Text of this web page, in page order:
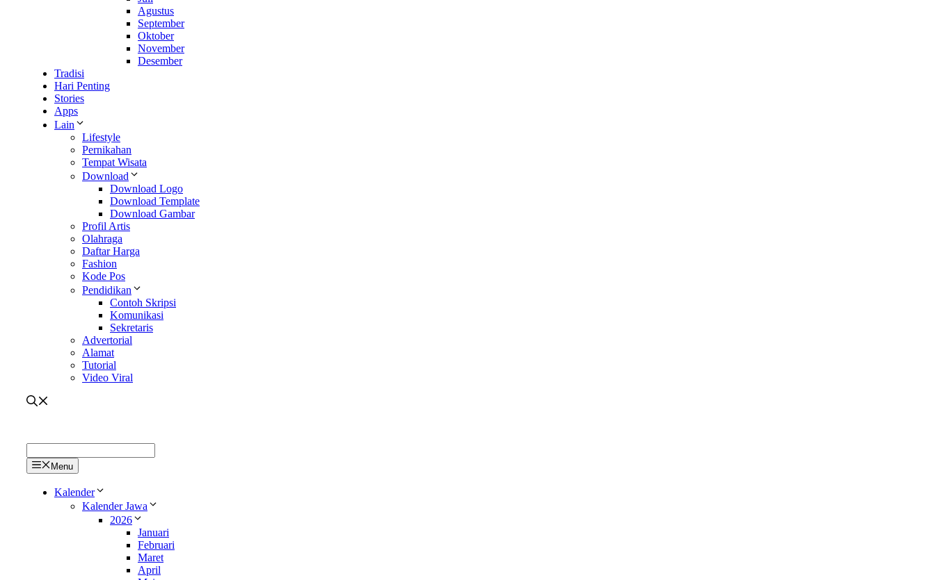
Agustus
September
Oktober
November
Desember
Tradisi
Hari Penting
Stories
Apps
Lain
Lifestyle
Pernikahan
Tempat Wisata
Download
Download Logo
Download Template
Download Gambar
Profil Artis
Olahraga
Daftar Harga
Fashion
Kode Pos
Pendidikan
Contoh Skripsi
Komunikasi
Sekretaris
Advertorial
Alamat
Tutorial
Video Viral
Menu
Kalender
Kalender Jawa
2026
Januari
Februari
Maret
April